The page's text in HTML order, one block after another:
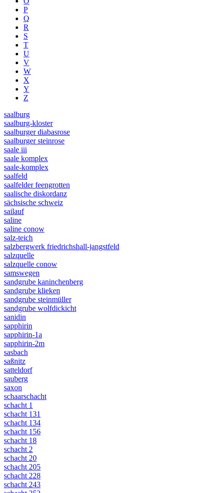
P
Q
R
S
T
U
V
W
X
Y
Z
saalburg
saalburg-kloster
saalburger diabasrose
saalburger steinrose
saale iii
saale komplex
saale-komplex
saalfeld
saalfelder feengrotten
saalische diskordanz
sächsische schweiz
sailauf
saline
saline conow
salz-teich
salzbergwerk friedrichshall-jangstfeld
salzquelle
salzquelle conow
samswegen
sandgrube kaninchenberg
sandgrube klieken
sandgrube steinmüller
sandgrube wolfdickicht
sanidin
sapphirin
sapphirin-1a
sapphirin-2m
sasbach
saßnitz
satteldorf
sauberg
saxon
schaarschacht
schacht 1
schacht 131
schacht 134
schacht 156
schacht 18
schacht 2
schacht 20
schacht 205
schacht 228
schacht 243